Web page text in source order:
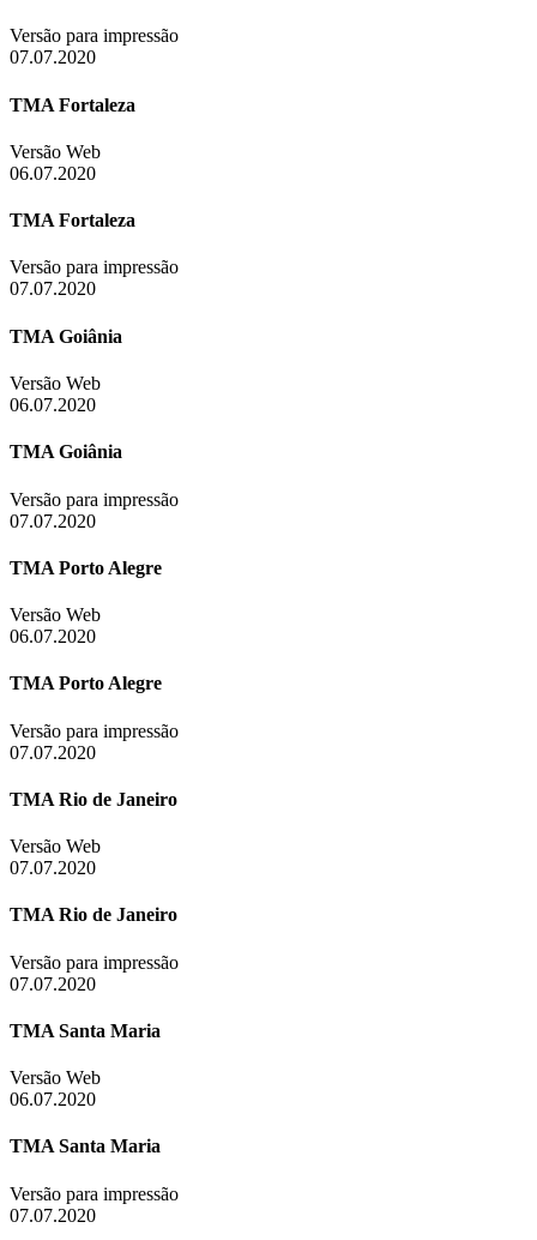
Versão para impressão
07.07.2020
TMA Fortaleza
Versão Web
06.07.2020
TMA Fortaleza
Versão para impressão
07.07.2020
TMA Goiânia
Versão Web
06.07.2020
TMA Goiânia
Versão para impressão
07.07.2020
TMA Porto Alegre
Versão Web
06.07.2020
TMA Porto Alegre
Versão para impressão
07.07.2020
TMA Rio de Janeiro
Versão Web
07.07.2020
TMA Rio de Janeiro
Versão para impressão
07.07.2020
TMA Santa Maria
Versão Web
06.07.2020
TMA Santa Maria
Versão para impressão
07.07.2020